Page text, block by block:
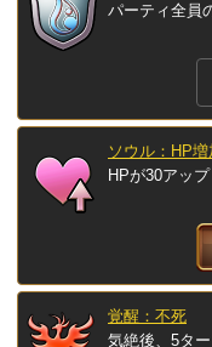
パーティ全員
ソウル：HP
HPが30アップ
覚醒：不死
気絶後、5タ